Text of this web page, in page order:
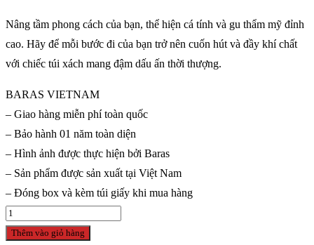
Nâng tầm phong cách của bạn, thể hiện cá tính và gu thẩm mỹ đỉnh
cao. Hãy để mỗi bước đi của bạn trở nên cuốn hút và đầy khí chất
với chiếc túi xách mang đậm dấu ấn thời thượng.
BARAS VIETNAM
– Giao hàng miễn phí toàn quốc
– Bảo hành 01 năm toàn diện
– Hình ảnh được thực hiện bởi Baras
– Sản phẩm được sản xuất tại Việt Nam
– Đóng box và kèm túi giấy khi mua hàng
Túi
xách
Thêm vào giỏ hàng